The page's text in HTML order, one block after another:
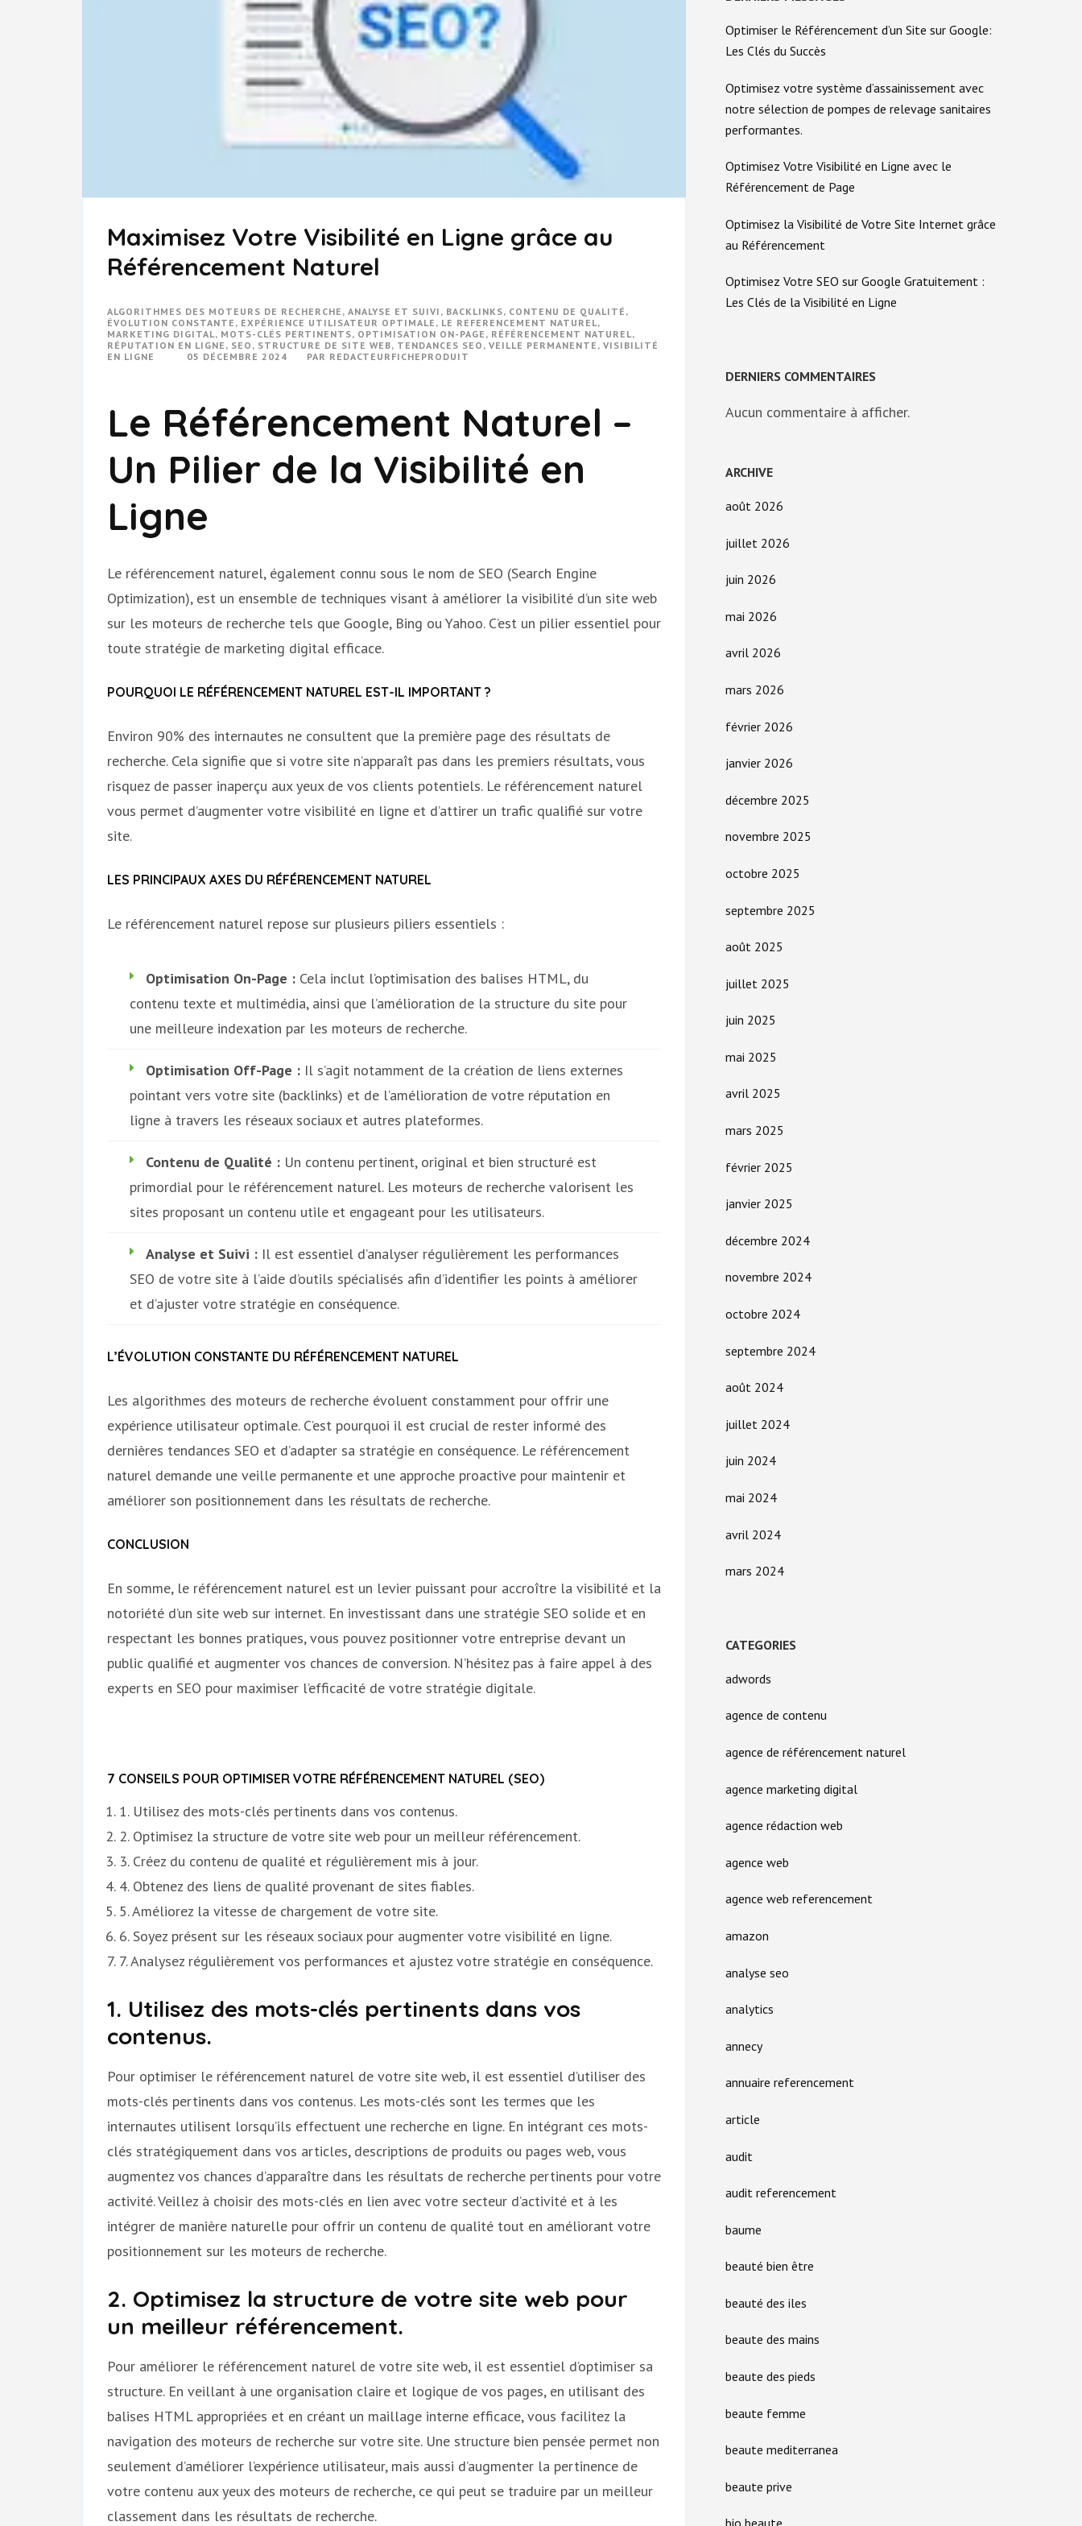
Maximisez Votre Visibilité en Ligne grâce au
Référencement Naturel
ALGORITHMES DES MOTEURS DE RECHERCHE , ANALYSE ET SUIVI , BACKLINKS, CONTENU DE QUALITÉ ,
ÉVOLUTION CONSTANTE , EXPÉRIENCE UTILISATEUR OPTIMALE , LE REFERENCEMENT NATUREL,
MARKETING DIGITAL, MOTS-CLÉS PERTINENTS, OPTIMISATION ON-PAGE , RÉFÉRENCEMENT NATUREL,
RÉPUTATION EN LIGNE , SEO , STRUCTURE DE SITE WEB, TENDANCES SEO , VEILLE PERMANENTE , VISIBILITÉ
EN LIGNE
05 DÉCEMBRE 2024 PAR REDACTEURFICHEPRODUIT
Le Référencement Naturel –
Un Pilier de la Visibilité en
Ligne
Le référencement naturel, également connu sous le nom de SEO (Search Engine
Optimization), est un ensemble de techniques visant à améliorer la visibilité d’un site web
sur les moteurs de recherche tels que Google, Bing ou Yahoo. C’est un pilier essentiel pour
toute stratégie de marketing digital efficace.
POURQUOI LE RÉFÉRENCEMENT NATUREL EST-IL IMPORTANT ?
Environ 90% des internautes ne consultent que la première page des résultats de
recherche. Cela signifie que si votre site n’apparaît pas dans les premiers résultats, vous
risquez de passer inaperçu aux yeux de vos clients potentiels. Le référencement naturel
vous permet d’augmenter votre visibilité en ligne et d’attirer un trafic qualifié sur votre
site.
LES PRINCIPAUX AXES DU RÉFÉRENCEMENT NATUREL
Le référencement naturel repose sur plusieurs piliers essentiels :
Optimisation On-Page : Cela inclut l’optimisation des balises HTML, du
contenu texte et multimédia, ainsi que l’amélioration de la structure du site pour
une meilleure indexation par les moteurs de recherche.
Optimisation Off-Page : Il s’agit notamment de la création de liens externes
pointant vers votre site (backlinks) et de l’amélioration de votre réputation en
ligne à travers les réseaux sociaux et autres plateformes.
Contenu de Qualité : Un contenu pertinent, original et bien structuré est
primordial pour le référencement naturel. Les moteurs de recherche valorisent les
sites proposant un contenu utile et engageant pour les utilisateurs.
Analyse et Suivi : Il est essentiel d’analyser régulièrement les performances
SEO de votre site à l’aide d’outils spécialisés afin d’identifier les points à améliorer
et d’ajuster votre stratégie en conséquence.
L’ÉVOLUTION CONSTANTE DU RÉFÉRENCEMENT NATUREL
Les algorithmes des moteurs de recherche évoluent constamment pour offrir une
expérience utilisateur optimale. C’est pourquoi il est crucial de rester informé des
dernières tendances SEO et d’adapter sa stratégie en conséquence. Le référencement
naturel demande une veille permanente et une approche proactive pour maintenir et
améliorer son positionnement dans les résultats de recherche.
CONCLUSION
En somme, le référencement naturel est un levier puissant pour accroître la visibilité et la
notoriété d’un site web sur internet. En investissant dans une stratégie SEO solide et en
respectant les bonnes pratiques, vous pouvez positionner votre entreprise devant un
public qualifié et augmenter vos chances de conversion. N’hésitez pas à faire appel à des
experts en SEO pour maximiser l’efficacité de votre stratégie digitale.
7 CONSEILS POUR OPTIMISER VOTRE RÉFÉRENCEMENT NATUREL (SEO)
1. Utilisez des mots-clés pertinents dans vos contenus.
2. Optimisez la structure de votre site web pour un meilleur référencement.
3. Créez du contenu de qualité et régulièrement mis à jour.
4. Obtenez des liens de qualité provenant de sites fiables.
5. Améliorez la vitesse de chargement de votre site.
6. Soyez présent sur les réseaux sociaux pour augmenter votre visibilité en ligne.
7. Analysez régulièrement vos performances et ajustez votre stratégie en conséquence.
1. Utilisez des mots-clés pertinents dans vos
contenus.
Pour optimiser le référencement naturel de votre site web, il est essentiel d’utiliser des
mots-clés pertinents dans vos contenus. Les mots-clés sont les termes que les
internautes utilisent lorsqu’ils effectuent une recherche en ligne. En intégrant ces mots-
clés stratégiquement dans vos articles, descriptions de produits ou pages web, vous
augmentez vos chances d’apparaître dans les résultats de recherche pertinents pour votre
activité. Veillez à choisir des mots-clés en lien avec votre secteur d’activité et à les
intégrer de manière naturelle pour offrir un contenu de qualité tout en améliorant votre
positionnement sur les moteurs de recherche.
2. Optimisez la structure de votre site web pour
un meilleur référencement.
Pour améliorer le référencement naturel de votre site web, il est essentiel d’optimiser sa
structure. En veillant à une organisation claire et logique de vos pages, en utilisant des
balises HTML appropriées et en créant un maillage interne efficace, vous facilitez la
navigation des moteurs de recherche sur votre site. Une structure bien pensée permet non
seulement d’améliorer l’expérience utilisateur, mais aussi d’augmenter la pertinence de
votre contenu aux yeux des moteurs de recherche, ce qui peut se traduire par un meilleur
classement dans les résultats de recherche.
Optimiser le Référencement d’un Site sur Google:
Les Clés du Succès
Optimisez votre système d’assainissement avec
notre sélection de pompes de relevage sanitaires
performantes.
Optimisez Votre Visibilité en Ligne avec le
Référencement de Page
Optimisez la Visibilité de Votre Site Internet grâce
au Référencement
Optimisez Votre SEO sur Google Gratuitement :
Les Clés de la Visibilité en Ligne
DERNIERS COMMENTAIRES
Aucun commentaire à afficher.
ARCHIVE
août 2026
juillet 2026
juin 2026
mai 2026
avril 2026
mars 2026
février 2026
janvier 2026
décembre 2025
novembre 2025
octobre 2025
septembre 2025
août 2025
juillet 2025
juin 2025
mai 2025
avril 2025
mars 2025
février 2025
janvier 2025
décembre 2024
novembre 2024
octobre 2024
septembre 2024
août 2024
juillet 2024
juin 2024
mai 2024
avril 2024
mars 2024
CATEGORIES
adwords
agence de contenu
agence de référencement naturel
agence marketing digital
agence rédaction web
agence web
agence web referencement
amazon
analyse seo
analytics
annecy
annuaire referencement
article
audit
audit referencement
baume
beauté bien être
beauté des iles
beaute des mains
beaute des pieds
beaute femme
beaute mediterranea
beaute prive